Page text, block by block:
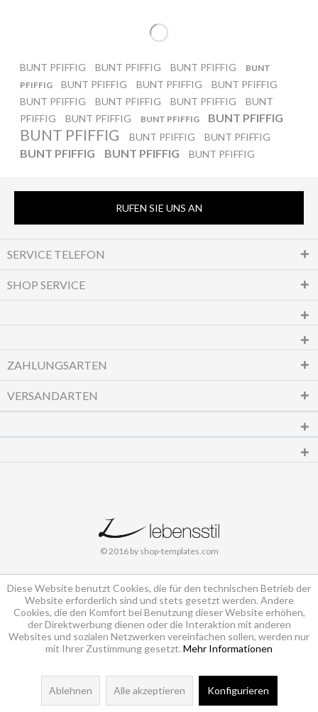
BUNT PFIFFIG BUNT PFIFFIG BUNT PFIFFIG
BUNT
PFIFFIG
BUNT PFIFFIG BUNT PFIFFIG
BUNT PFIFFIG
BUNT PFIFFIG
BUNT PFIFFIG BUNT PFIFFIG
BUNT
PFIFFIG
BUNT PFIFFIG BUNT PFIFFIG BUNT PFIFFIG
BUNT PFIFFIG BUNT PFIFFIG BUNT PFIFFIG
BUNT PFIFFIG BUNT PFIFFIG BUNT PFIFFIG
RUFEN SIE UNS AN
SERVICE TELEFON
SHOP SERVICE
ZAHLUNGSARTEN
VERSANDARTEN
© 2016 by shop-templates.com
Diese Website benutzt Cookies, die für den technischen Betrieb der
Website erforderlich sind und stets gesetzt werden. Andere
Cookies, die den Komfort bei Benutzung dieser Website erhöhen,
der Direktwerbung dienen oder die Interaktion mit anderen
Websites und sozialen Netzwerken vereinfachen sollen, werden nur
mit Ihrer Zustimmung gesetzt. Mehr Informationen
Ablehnen Alle akzeptieren Konfigurieren